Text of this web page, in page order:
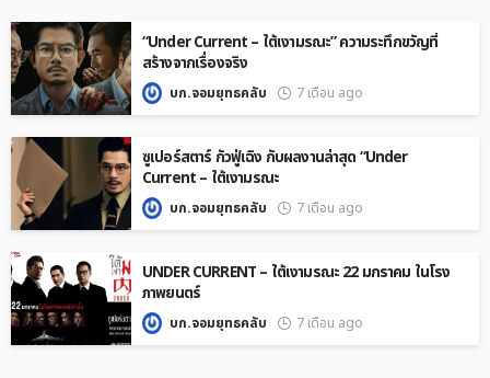
“Under Current – ใต้เงามรณะ” ความระทึกขวัญที่
สร้างจากเรื่องจริง
บก.จอมยุทธคลับ 7 เดือน ago
ซูเปอร์สตาร์ กัวฟู่เฉิง กับผลงานล่าสุด “Under
Current – ใต้เงามรณะ
บก.จอมยุทธคลับ 7 เดือน ago
UNDER CURRENT – ใต้เงามรณะ 22 มกราคม ในโรง
ภาพยนตร์
บก.จอมยุทธคลับ 7 เดือน ago